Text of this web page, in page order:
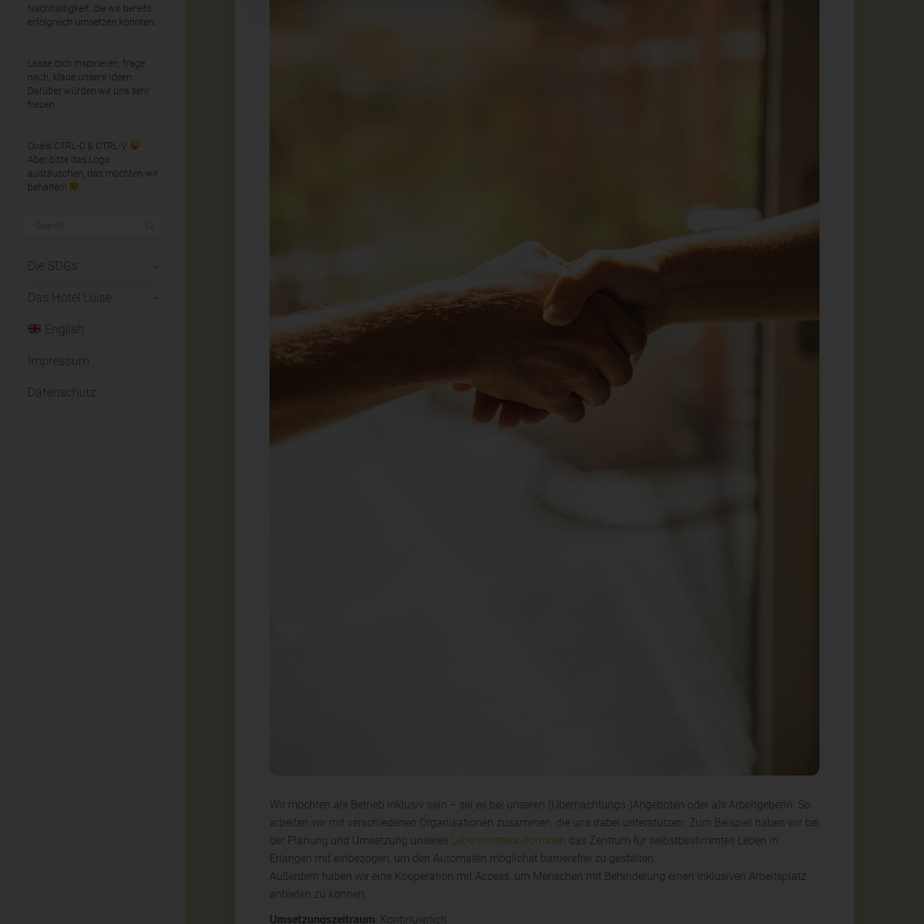
Nachhaltigkeit, die wir bereits
erfolgreich umsetzen konnten.
Lasse dich inspirieren, frage
nach, klaue unsere Ideen.
Darüber würden wir uns sehr
freuen.
Quasi CTRL-C & CTRL-V
Aber bitte das Logo
austauschen, das möchten wir
behalten!
Die SDGs
Das Hotel Luise
English
Impressum
Datenschutz
Wir möchten als Betrieb inklusiv sein – sei es bei unseren (Übernachtungs-)Angeboten oder als Arbeitgeberin. So
arbeiten wir mit verschiedenen Organisationen zusammen, die uns dabei unterstützen. Zum Beispiel haben wir bei
der Planung und Umsetzung unseres Lebensmittelautomaten das Zentrum für selbstbestimmtes Leben in
Erlangen mit einbezogen, um den Automaten möglichst barrierefrei zu gestalten.
Außerdem haben wir eine Kooperation mit Access, um Menschen mit Behinderung einen inklusiven Arbeitsplatz
anbieten zu können.
Umsetzungszeitraum: Kontinuierlich